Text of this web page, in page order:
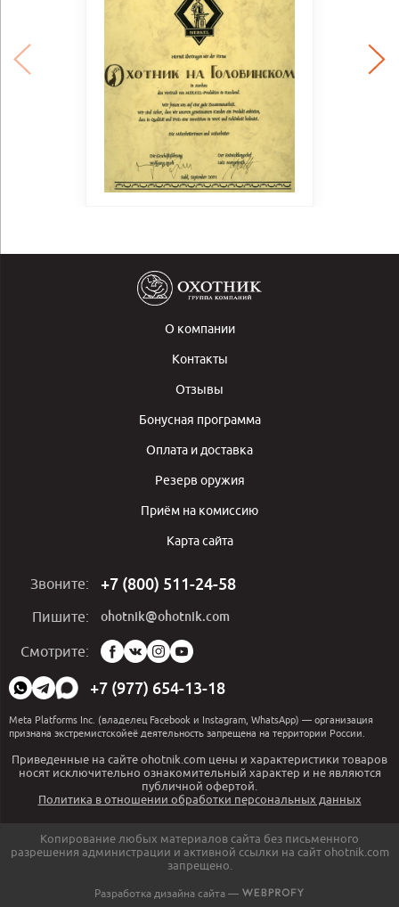
О компании
Контакты
Отзывы
Бонусная программа
Оплата и доставка
Резерв оружия
Приём на комиссию
Карта сайта
Звоните: +7 (800) 511-24-58
Пишите: ohotnik@ohotnik.com
Смотрите:
Мы
в
социальных
сетях:
+7 (977) 654-13-18
Meta Platforms Inc. (владелец Facebook и Instagram, WhatsApp) — организация
признана экстремистскойеё деятельность запрещена на территории России.
Приведенные на сайте ohotnik.com цены и характеристики товаров
носят исключительно ознакомительный характер и не являются
публичной офертой.
Политика в отношении обработки персональных данных
Копирование любых материалов сайта без письменного
разрешения администрации и активной ссылки на сайт ohotnik.com
запрещено.
Разработка дизайна сайта —